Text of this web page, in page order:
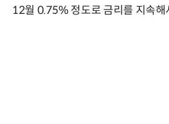
12월 0.75% 정도로 금리를 지속해